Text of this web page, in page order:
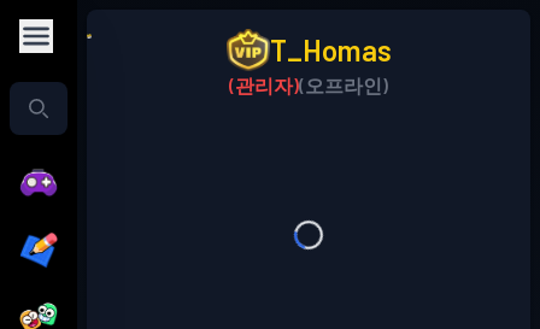
T_Homas
(관리자)(오프라인)